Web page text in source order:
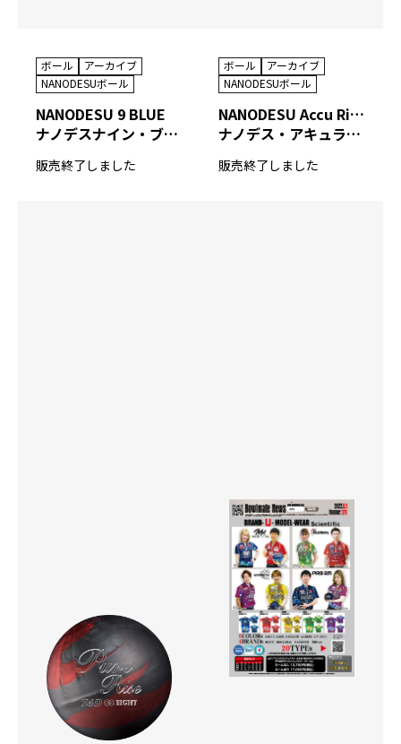
ボール
アーカイブ
NANODESUボール
NANODESU 9 BLUE
ナノデスナイン・ブルー
販売終了しました
ボール
アーカイブ
NANODESUボール
NANODESU Accu Rise Ⅹ
ナノデス・アキュライズ テン
販売終了しました